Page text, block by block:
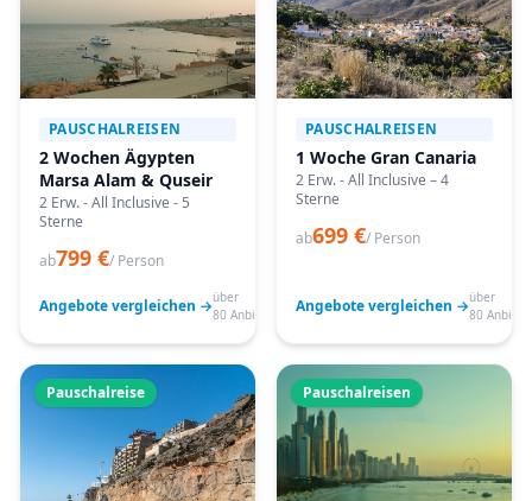
PAUSCHALREISEN
2 Wochen Ägypten
Marsa Alam & Quseir
2 Erw. - All Inclusive - 5
Sterne
ab799 €/ Person
Angebote vergleichen →über
80 Anbieter
PAUSCHALREISEN
1 Woche Gran Canaria
2 Erw. - All Inclusive – 4
Sterne
ab699 €/ Person
Angebote vergleichen →über
80
Pauschalreise Pauschalreisen